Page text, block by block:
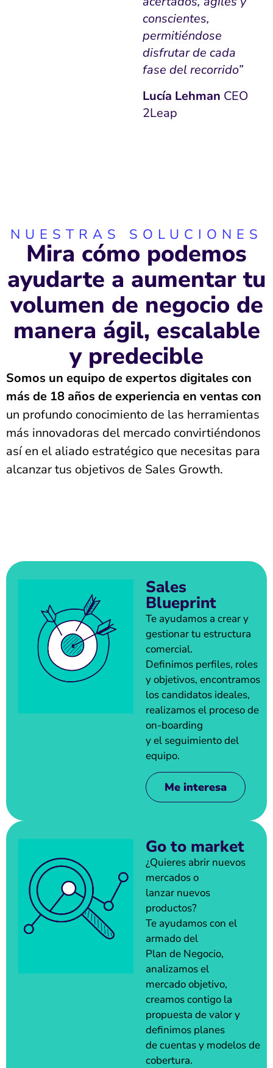
conscientes,
permitiéndose
disfrutar de cada
fase del recorrido”
Lucía Lehman CEO
2Leap
NUESTRAS SOLUCIONES
Mira cómo podemos
ayudarte a aumentar tu
volumen de negocio de
manera ágil, escalable
y predecible
Somos un equipo de expertos digitales con
más de 18 años de experiencia en ventas con
un profundo conocimiento de las herramientas
más innovadoras del mercado convirtiéndonos
así en el aliado estratégico que necesitas para
alcanzar tus objetivos de Sales Growth.
Sales
Blueprint
Te ayudamos a crear y
gestionar tu estructura
comercial.
Definimos perfiles, roles
y objetivos, encontramos
los candidatos ideales,
realizamos el proceso de
on-boarding
y el seguimiento del
equipo.
Me interesa
Go to market
¿Quieres abrir nuevos
mercados o
lanzar nuevos
productos?
Te ayudamos con el
armado del
Plan de Negocio,
analizamos el
mercado objetivo,
creamos contigo la
propuesta de valor y
definimos planes
de cuentas y modelos de
cobertura.